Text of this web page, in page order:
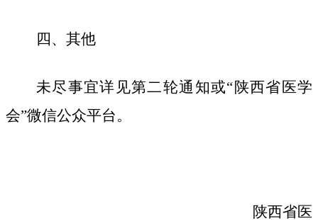
四、其他
未尽事宜详见第二轮通知或“陕西省医学
会”微信公众平台。
陕西省医